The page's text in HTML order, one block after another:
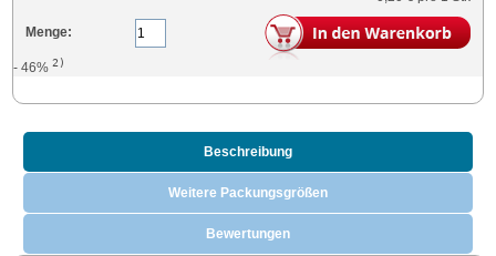
Menge:
- 46%2)
Beschreibung
Weitere Packungsgrößen
Bewertungen